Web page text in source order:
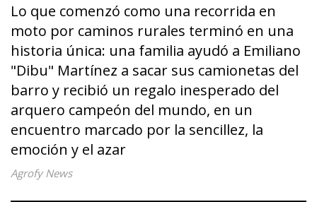
Lo que comenzó como una recorrida en
moto por caminos rurales terminó en una
historia única: una familia ayudó a Emiliano
"Dibu" Martínez a sacar sus camionetas del
barro y recibió un regalo inesperado del
arquero campeón del mundo, en un
encuentro marcado por la sencillez, la
emoción y el azar
Agrofy News